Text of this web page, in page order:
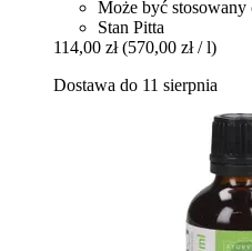
Może być stosowany
Stan Pitta
114,00 zł (570,00 zł / l)
Dostawa do 11 sierpnia